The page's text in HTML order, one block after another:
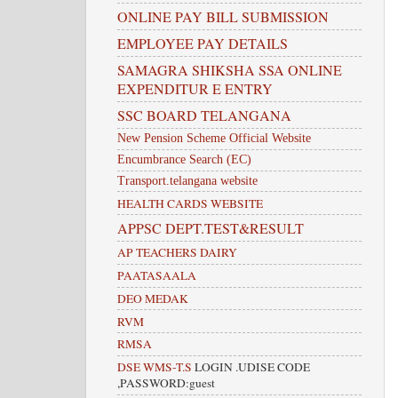
ONLINE PAY BILL SUBMISSION
EMPLOYEE PAY DETAILS
SAMAGRA SHIKSHA SSA ONLINE
EXPENDITUR E ENTRY
SSC BOARD TELANGANA
New Pension Scheme Official Website
Encumbrance Search (EC)
Transport.telangana website
HEALTH CARDS WEBSITE
APPSC DEPT.TEST&RESULT
AP TEACHERS DAIRY
PAATASAALA
DEO MEDAK
RVM
RMSA
DSE WMS-T.S LOGIN .UDISE CODE
,PASSWORD:guest